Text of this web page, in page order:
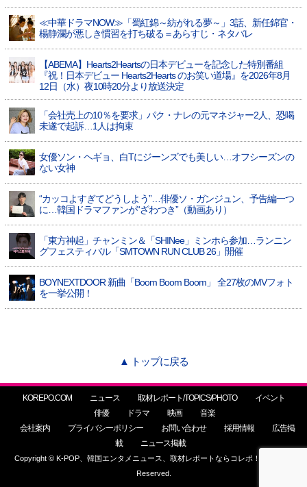
≪中華ドラマNOW≫「蜀紅錦～紡がれる夢～」3話、新任錦官・
楊静瀾が悪しき慣習を打ち破る＝あらすじ・ネタバレ
【ABEMA】Hearts2Heartsの日本デビューを記念した特別番組
『祝！日本デビュー Hearts2Hearts のお笑い道場』を2026年8月
12日（水）夜10時20分より放送決定
「会社売上の10％を要求」パク・ナレの元マネジャー2人、恐喝
未遂で起訴…1人は拘束
女優ソン・ヘギョ、白Tにジーンズでも美しい…オフシーズンの
ない女神
“カッコよすぎてどうしよう”…俳優ソ・ガンジュン、予告編一つ
に…韓国ドラマファンが“ざわつき”（動画あり）
「東方神起」チャンミン＆「SHINee」ミンホら参加…ランニン
グフェスティバル「SMTOWN RUN CLUB 26」開催
BOYNEXTDOOR 新曲「Boom Boom Boom」 全27枚のMVフォト
を一挙公開！
▲ トップに戻る
KOREPO.COM ニュース 取材レポート/TOPICS/PHOTO
イベント
俳優
ドラマ 映画
音楽
会社案内
プライバシーポリシー お問い合わせ 採用情報
広告掲
載
ニュース掲載
Copyright © K-POP、韓国エンタメニュース、取材レポートならコレポ！ All Rights
Reserved.